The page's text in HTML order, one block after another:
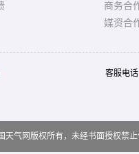
商务合
媒资合
客服电
天气网版权所有，未经书面授权